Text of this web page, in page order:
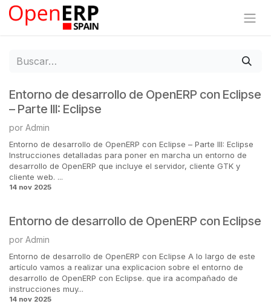
Ir al contenido
Entorno de desarrollo de OpenERP con Eclipse
– Parte III: Eclipse
por Admin
Entorno de desarrollo de OpenERP con Eclipse – Parte III: Eclipse
Instrucciones detalladas para poner en marcha un entorno de
desarrollo de OpenERP que incluye el servidor, cliente GTK y
cliente web. ...
14 nov 2025
Entorno de desarrollo de OpenERP con Eclipse
por Admin
Entorno de desarrollo de OpenERP con Eclipse A lo largo de este
artículo vamos a realizar una explicacion sobre el entorno de
desarrollo de OpenERP con Eclipse. que ira acompañado de
instrucciones muy...
14 nov 2025